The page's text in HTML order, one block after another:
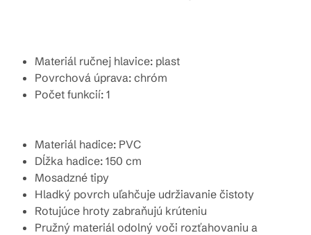
Materiál ručnej hlavice: plast
Povrchová úprava: chróm
Počet funkcií: 1
Materiál hadice: PVC
Dĺžka hadice: 150 cm
Mosadzné tipy
Hladký povrch uľahčuje udržiavanie čistoty
Rotujúce hroty zabraňujú krúteniu
Pružný materiál odolný voči rozťahovaniu a